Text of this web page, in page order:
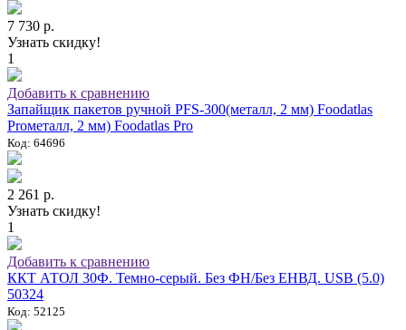
7 730 р.
Узнать скидку!
1
Добавить к сравнению
Запайщик пакетов ручной PFS-300(металл, 2 мм) Foodatlas
Proметалл, 2 мм) Foodatlas Pro
Код: 64696
2 261 р.
Узнать скидку!
1
Добавить к сравнению
ККТ АТОЛ 30Ф. Темно-серый. Без ФН/Без ЕНВД. USB (5.0)
50324
Код: 52125